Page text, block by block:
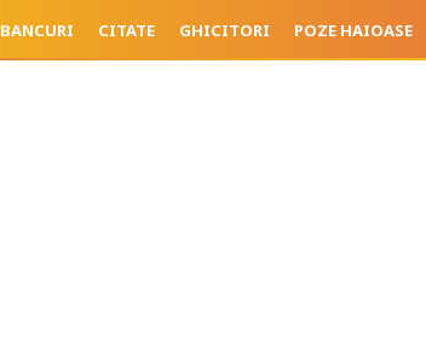
BANCURI CITATE GHICITORI POZE HAIOASE